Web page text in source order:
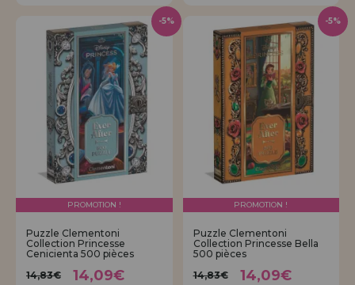
PROMOTION !
Puzzle Clementoni
Collection Princesse
Cenicienta 500 pièces
14,83€
14,09€
-5%
PROMOTION !
Puzzle Clementoni
Collection Princesse Bella
500 pièces
14,83€
14,09€
-5%